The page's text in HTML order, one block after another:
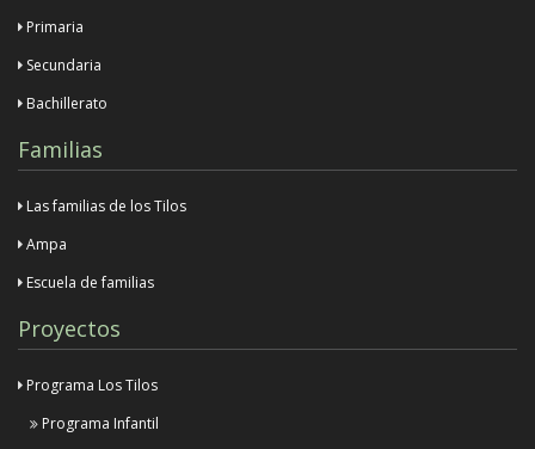
Primaria
Secundaria
Bachillerato
Familias
Las familias de los Tilos
Ampa
Escuela de familias
Proyectos
Programa Los Tilos
Programa Infantil